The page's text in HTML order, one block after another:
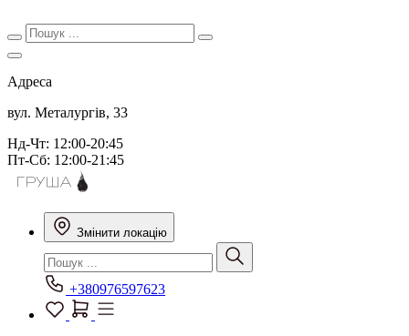
Адреса
вул. Металургів, 33
Нд-Чт: 12:00-20:45
Пт-Сб: 12:00-21:45
Змінити локацію
+380976597623